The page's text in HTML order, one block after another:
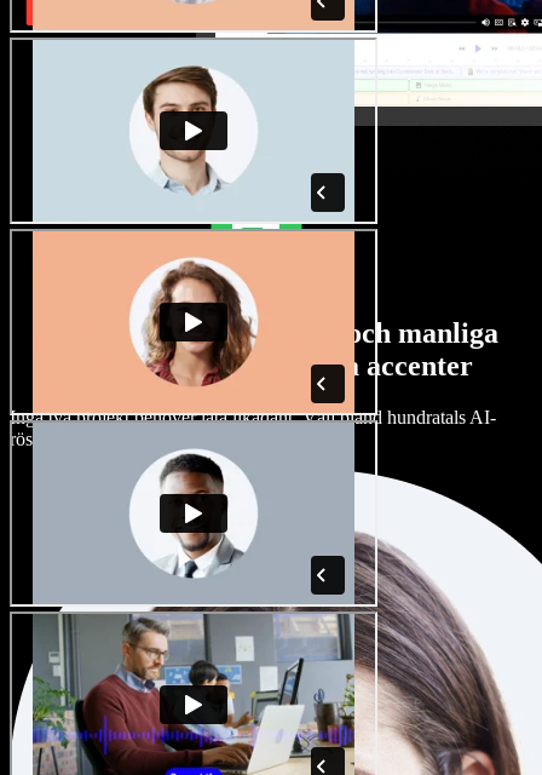
Stort urval av kvinnliga och manliga
röster med alla möjliga accenter
Inga två projekt behöver låta likadant. Välj bland hundratals AI-
röster och accenter och finjustera dem.